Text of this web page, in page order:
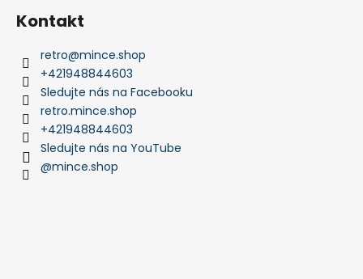
Kontakt
retro@mince.shop
+421948844603
Sledujte nás na Facebooku
retro.mince.shop
+421948844603
Sledujte nás na YouTube
@mince.shop